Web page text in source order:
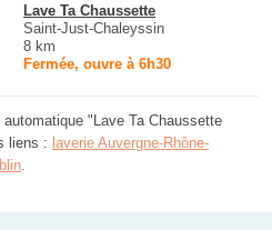
Lave Ta Chaussette
Saint-Just-Chaleyssin
8 km
Fermée, ouvre à 6h30
"Lave Ta Chaussette
liens : laverie Auvergne-Rhône-